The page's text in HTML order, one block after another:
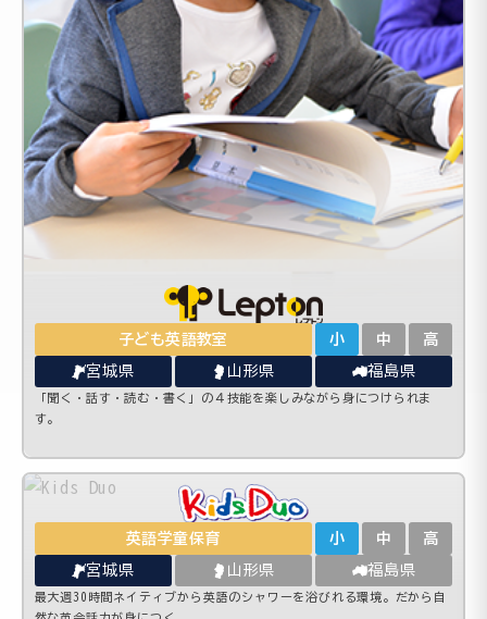
子ども英語教室 小 中 高
宮城県 山形県 福島県
「聞く・話す・読む・書く」の４技能を楽しみながら身につけられま
す。
英語学童保育 小 中 高
宮城県 山形県 福島県
最大週30時間ネイティブから英語のシャワーを浴びれる環境。だから自